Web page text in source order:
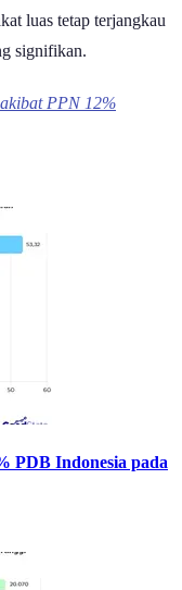
luas tetap terjangkau
signifikan.
PPN 12%
PDB Indonesia pada